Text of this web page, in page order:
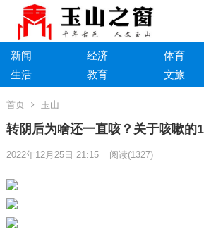
新闻 经济 体育
生活
教育 文旅
首页 玉山
转阴后为啥还一直咳？关于咳嗽的
2022年12月25日 21:15 阅读(1327)